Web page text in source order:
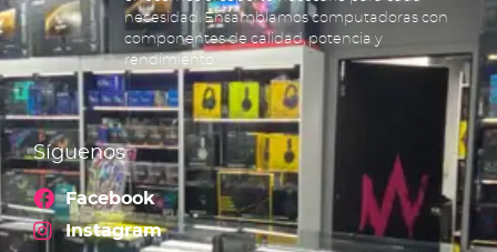
necesidad. Ensamblamos computadoras con
componentes de calidad, potencia y
rendimiento.
Síguenos
Facebook
Instagram